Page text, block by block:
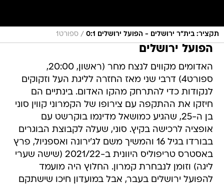
תקציר: בית"ר ירושלים - הפועל ירושלים 0:1 / ספורט1
הפועל ירושלים
האדומים מקווים לנצח מחר (ראשון, 20:00,
ספורט4) דרבי שני מאז החזרה לליגת העל וזקוקים
לנקודות כדי להתרחק מהקו האדום. בינתיים הם
חיזקו את ההתקפה עם צירופו של הקמרוני קווין סוני
בן ה-25, שהגיע כמושאל מדינמו בוקרשט עם
אופציה לרכישה בקיץ. סוני, שעלה לקבוצת הבוגרים
בבורדו בגיל 16 והמשיך משם לג'ירונה ואספניול, פרץ
באסטרס טריפוליס היוונית ב-2021/22 (שישה שערי
ליגה) וזומן לנבחרת קמרון. החלוץ היה מועמד
להפועל ירושלים בעבר, אבל במועדון חיכו שישתקם